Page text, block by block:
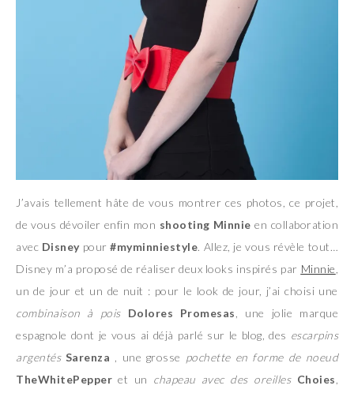
J’avais tellement hâte de vous montrer ces photos, ce projet,
de vous dévoiler enfin mon shooting Minnie en collaboration
avec Disneypour#myminniestyle. Allez, je vous révèle tout…
Disney m’a proposé de réaliser deux looks inspirés par Minnie
un de jour et un de nuit : pour le look de jour, j’ai choisi une
combinaison à pois
Dolores Promesas
, une jolie marque
espagnole dont je vous ai déjà parlé sur le blog, des escarpins
argentés Sarenza , une grosse pochette en forme de noeud
TheWhitePepper et un chapeau avec des oreilles Choies